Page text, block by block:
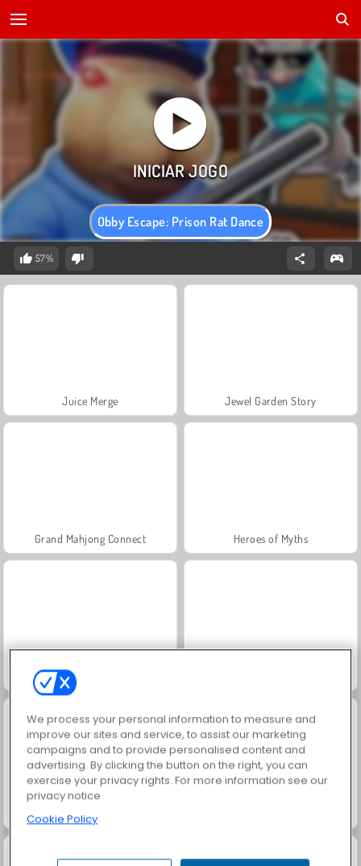
Obby Escape: Prison Rat Dance
57%
Juice Merge Jewel Garden Story
Grand Mahjong Connect Heroes of Myths
Masha and the Bear: Meadows
Scala 40
We process your personal information to measure and
improve our sites and service, to assist our marketing
campaigns and to provide personalised content and
advertising. By clicking the button on the right, you can
exercise your privacy rights. For more information see our
privacy notice
Cookie Policy